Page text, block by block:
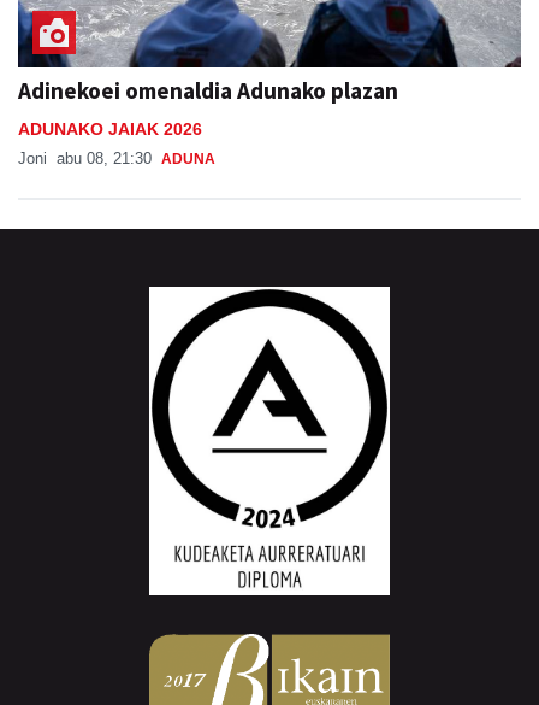
Adinekoei omenaldia Adunako plazan
ADUNAKO JAIAK 2026
Joni abu 08, 21:30 ADUNA